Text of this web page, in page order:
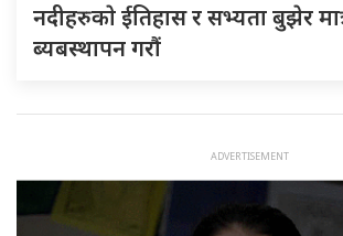
नदीहरुकाे ईतिहास र सभ्यता बुझेर
ब्यबस्थापन गराैं